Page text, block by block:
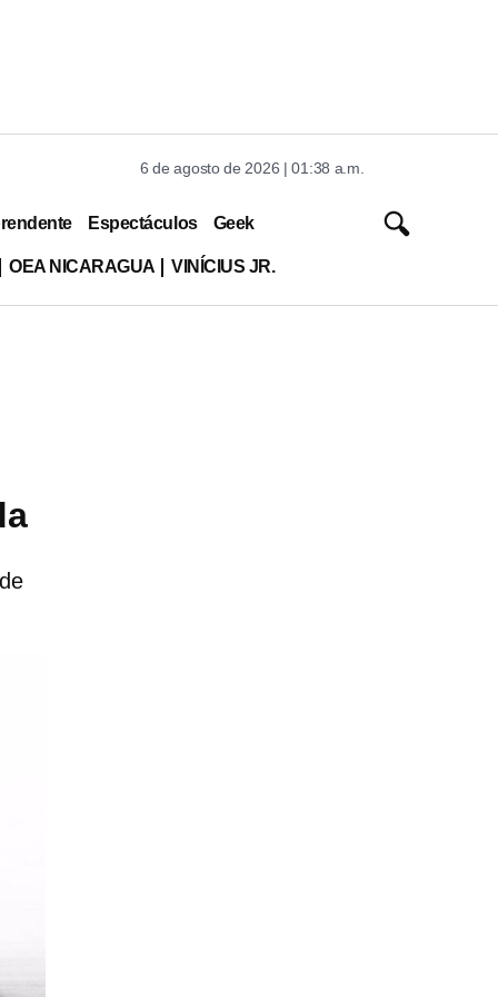
6 de agosto de 2026 | 01:38 a.m.
Espectáculos Geek
OEA NICARAGUA VINÍCIUS JR.